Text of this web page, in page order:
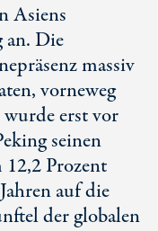
Asiens
an. Die
massiv
vorneweg
wurde erst vor
seinen
Prozent
auf die
der globalen